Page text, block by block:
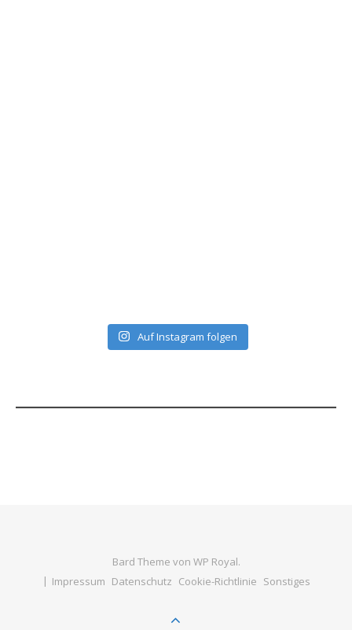
Auf Instagram folgen
Bard Theme von WP Royal.
Impressum Datenschutz Cookie-Richtlinie Sonstiges